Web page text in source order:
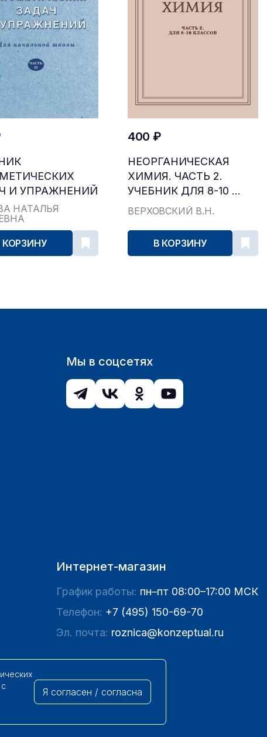
И УПРАЖНЕНИЙ
НАТАЛЬЯ
КОРЗИНУ
400 ₽
НЕОРГАНИЧЕСКАЯ
ХИМИЯ. ЧАСТЬ 2.
УЧЕБНИК ДЛЯ 8-10 ...
ВЕРХОВСКИЙ В.Н.
В КОРЗИНУ
Мы в соцсетях
Интернет-магазин
График работы: пн–пт 08:00–17:00 МСК
Телефон: +7 (495) 150-69-70
Эл. почта: roznica@konzeptual.ru
Я согласен / согласна